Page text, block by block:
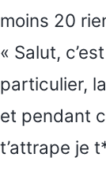
moins 20
« Salut,
particulier,
et pendant
t’attrape je